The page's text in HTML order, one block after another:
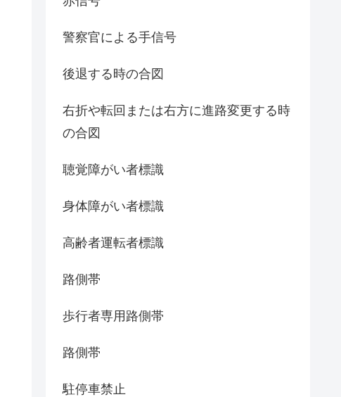
警察官による手信号
後退する時の合図
右折や転回または右方に進路変更する時
の合図
聴覚障がい者標識
身体障がい者標識
高齢者運転者標識
路側帯
歩行者専用路側帯
路側帯
駐停車禁止